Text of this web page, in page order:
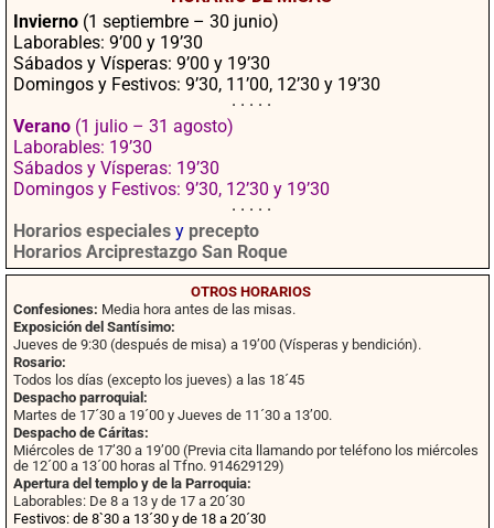
ok
pp
rtir
Invierno (1 septiembre – 30 junio)
Laborables: 9’00 y 19’30
Sábados y Vísperas: 9’00 y 19’30
Domingos y Festivos: 9’30, 11’00, 12’30 y 19’30
· · · · ·
Verano (1 julio – 31 agosto)
Laborables: 19’30
Sábados y Vísperas: 19’30
Domingos y Festivos: 9’30, 12’30 y 19’30
· · · · ·
Horarios especiales y precepto
Horarios Arciprestazgo San Roque
OTROS HORARIOS
Confesiones: Media hora antes de las misas.
Exposición del Santísimo:
Jueves de 9:30 (después de misa) a 19’00 (Vísperas y bendición).
Rosario:
Todos los días (excepto los jueves) a las 18´45
Despacho parroquial:
Martes de 17´30 a 19´00 y Jueves de 11´30 a 13’00.
Despacho de Cáritas:
Miércoles de 17’30 a 19’00 (Previa cita llamando por teléfono los miércoles
de 12´00 a 13´00 horas al Tfno. 914629129)
Apertura del templo y de la Parroquia:
Laborables: De 8 a 13 y de 17 a 20´30
Festivos: de 8`30 a 13´30 y de 18 a 20´30